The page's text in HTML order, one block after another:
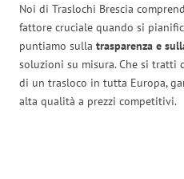
Noi di Traslochi Brescia
fattore cruciale quando si
puntiamo sulla trasparenza e
soluzioni su misura. Che si tratti
di un trasloco in tutta Europa,
alta qualità a prezzi competitivi.